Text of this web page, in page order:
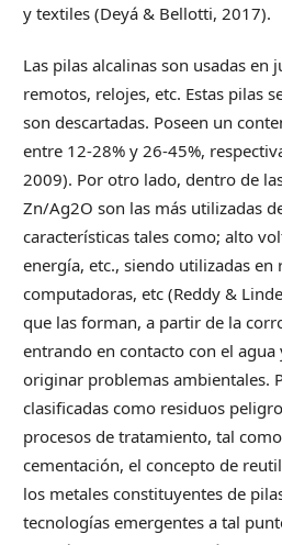
y textiles (Deyá & Bellotti, 2017).
Las pilas alcalinas son usadas en
remotos, relojes, etc. Estas pilas
son descartadas. Poseen un
entre 12-28% y 26-45%,
2009). Por otro lado, dentro de
Zn/Ag2O son las más utilizadas
características tales como; alto
energía, etc., siendo utilizadas en
computadoras, etc (Reddy &
que las forman, a partir de la
entrando en contacto con el
originar problemas ambientales.
clasificadas como residuos
procesos de tratamiento, tal
cementación, el concepto de
los metales constituyentes de
tecnologías emergentes a tal